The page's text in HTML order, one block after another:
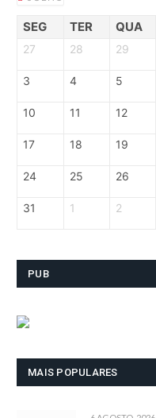
SEG TER QUA
27 28 29
3 4 5
10 11 12
17 18 19
24 25 26
31 1 2
PUB
MAIS POPULARES